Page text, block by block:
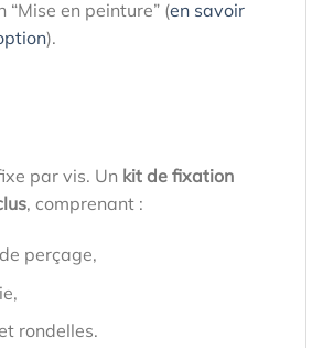
“Mise en peinture” (en savoir
).
par vis. Un kit de fixation
, comprenant :
perçage,
rondelles.